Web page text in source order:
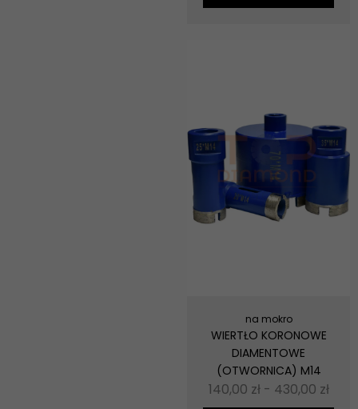
na mokro
WIERTŁO KORONOWE
DIAMENTOWE
(OTWORNICA) M14
140,00 zł - 430,00 zł